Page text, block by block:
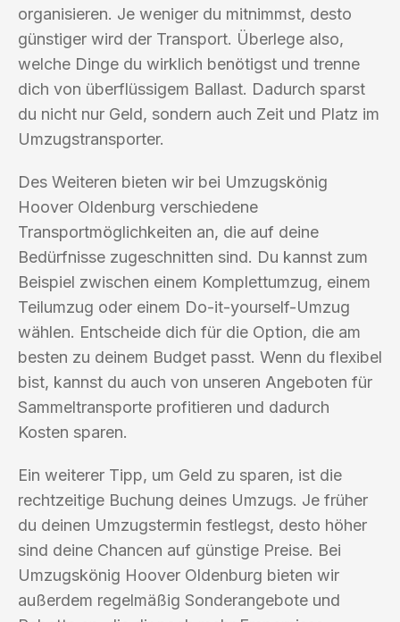
organisieren. Je weniger du mitnimmst, desto
günstiger wird der Transport. Überlege also,
welche Dinge du wirklich benötigst und trenne
dich von überflüssigem Ballast. Dadurch sparst
du nicht nur Geld, sondern auch Zeit und Platz im
Umzugstransporter.
Des Weiteren bieten wir bei Umzugskönig
Hoover Oldenburg verschiedene
Transportmöglichkeiten an, die auf deine
Bedürfnisse zugeschnitten sind. Du kannst zum
Beispiel zwischen einem Komplettumzug, einem
Teilumzug oder einem Do-it-yourself-Umzug
wählen. Entscheide dich für die Option, die am
besten zu deinem Budget passt. Wenn du flexibel
bist, kannst du auch von unseren Angeboten für
Sammeltransporte profitieren und dadurch
Kosten sparen.
Ein weiterer Tipp, um Geld zu sparen, ist die
rechtzeitige Buchung deines Umzugs. Je früher
du deinen Umzugstermin festlegst, desto höher
sind deine Chancen auf günstige Preise. Bei
Umzugskönig Hoover Oldenburg bieten wir
außerdem regelmäßig Sonderangebote und